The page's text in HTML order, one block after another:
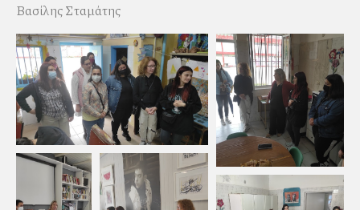
Βασίλης Σταμάτης